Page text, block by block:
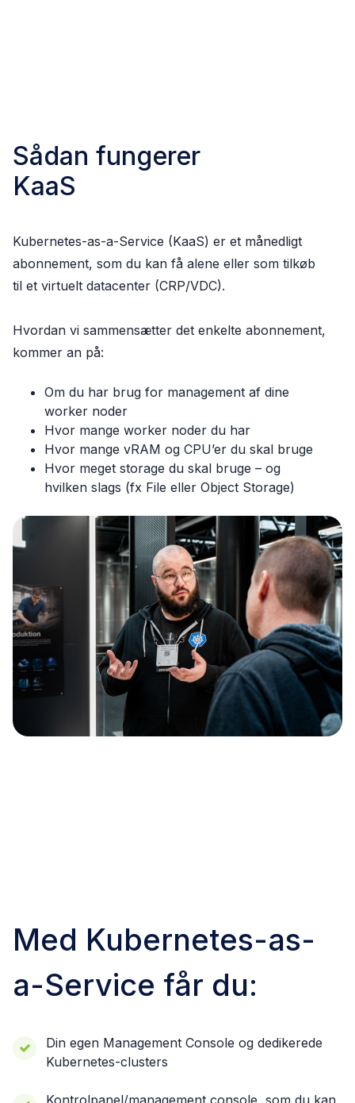
Sådan fungerer
KaaS
Kubernetes-as-a-Service (KaaS) er et månedligt
abonnement, som du kan få alene eller som tilkøb
til et virtuelt datacenter (CRP/VDC).
Hvordan vi sammensætter det enkelte abonnement,
kommer an på:
Om du har brug for management af dine
worker noder
Hvor mange worker noder du har
Hvor mange vRAM og CPU’er du skal bruge
Hvor meget storage du skal bruge – og
hvilken slags (fx File eller Object Storage)
Med Kubernetes-as-
a-Service får du:
Din egen Management Console og dedikerede
Kubernetes-clusters
Kontrolpanel/management console, som du kan